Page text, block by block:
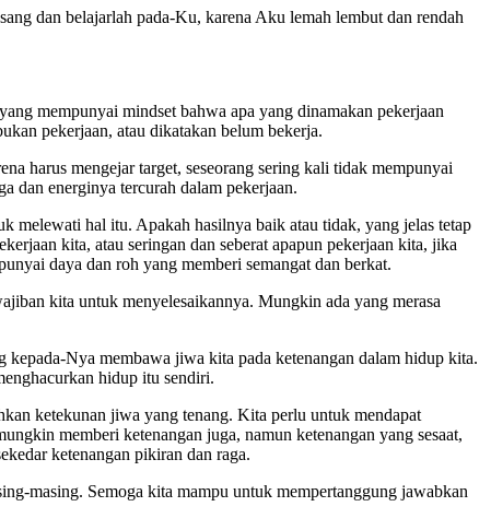
dan belajarlah pada-Ku, karena Aku lemah lembut dan rendah
mempunyai mindset bahwa apa yang dinamakan pekerjaan
pekerjaan, atau dikatakan belum bekerja.
harus mengejar target, seseorang sering kali tidak mempunyai
dan energinya tercurah dalam pekerjaan.
melewati hal itu. Apakah hasilnya baik atau tidak, yang jelas tetap
kita, atau seringan dan seberat apapun pekerjaan kita, jika
daya dan roh yang memberi semangat dan berkat.
kita untuk menyelesaikannya. Mungkin ada yang merasa
Nya membawa jiwa kita pada ketenangan dalam hidup kita.
hidup itu sendiri.
ketekunan jiwa yang tenang. Kita perlu untuk mendapat
memberi ketenangan juga, namun ketenangan yang sesaat,
ketenangan pikiran dan raga.
masing. Semoga kita mampu untuk mempertanggung jawabkan